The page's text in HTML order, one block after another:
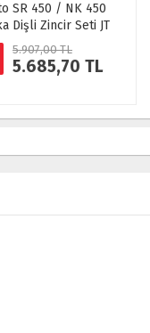
SR 450 / NK 450
Dişli Zincir Seti JT
5.907,00 TL
5.685,70 TL